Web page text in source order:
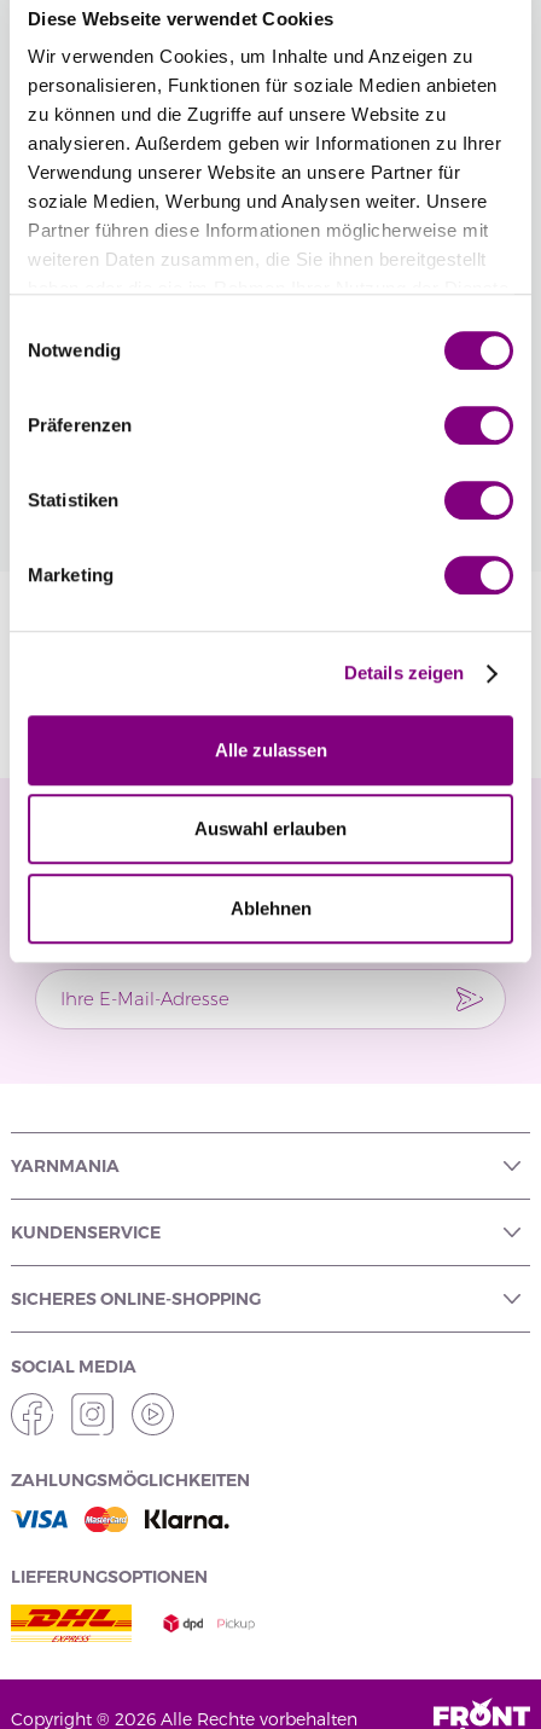
Diese Webseite verwendet Cookies
Wir verwenden Cookies, um Inhalte und Anzeigen zu
personalisieren, Funktionen für soziale Medien anbieten
zu können und die Zugriffe auf unsere Website zu
analysieren. Außerdem geben wir Informationen zu Ihrer
Verwendung unserer Website an unsere Partner für
soziale Medien, Werbung und Analysen weiter. Unsere
Partner führen diese Informationen möglicherweise mit
weiteren Daten zusammen, die Sie ihnen bereitgestellt
Notwendig
Präferenzen
Statistiken
Marketing
Details zeigen
Alle zulassen
Auswahl erlauben
Ablehnen
6,50 mm
Anzahl
Mitglied werden Sie ganz einfach an der
automatisch an der Kasse.
Newsletter
Angebote.
YARNMANIA
KUNDENSERVICE
SICHERES ONLINE-SHOPPING
SOCIAL MEDIA
ZAHLUNGSMÖGLICHKEITEN
LIEFERUNGSOPTIONEN
Copyright ® 2026 Alle Rechte vorbehalten